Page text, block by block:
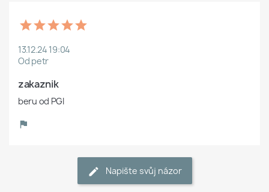
13.12.24 19:04
Od petr
zakaznik
beru od PGI
Napište svůj názor